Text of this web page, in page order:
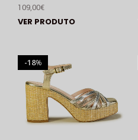
109,00€
VER PRODUTO
%
18